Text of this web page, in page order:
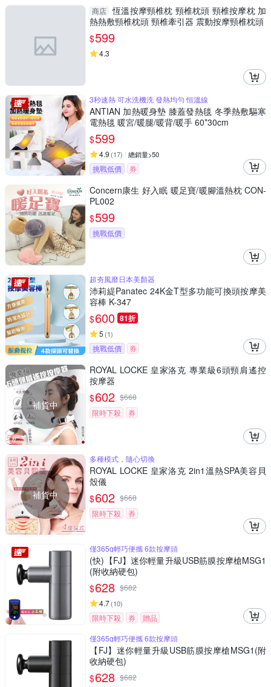
商店 恆溫按摩頸椎枕 頸椎枕頭 頸椎按摩枕 加
熱熱敷頸椎枕頭 頸椎牽引器 震動按摩頸椎枕頭
$599
4.3
3秒速熱 可水洗機洗 發熱均勻 恒溫線
ANTIAN 加熱暖身墊 膝蓋發熱毯 冬季熱敷驅寒
電熱毯 暖宮/暖腿/暖背/暖手 60*30cm
$599
4.9 (17) 總銷量>50
挑戰低價 券
Concern康生 好入眠 暖足寶/暖腳溫熱枕 CON-
PL002
$599
挑戰低價
超夯風靡日本美顏器
沛莉緹Panatec 24K金T型多功能可換頭按摩美
容棒 K-347
$600 81折
5 (1)
挑戰低價 券
補貨中
ROYAL LOCKE 皇家洛克 專業級6頭頸肩遙控
按摩器
$602 $668
限時下殺
券
補貨中
多種模式，隨心切換
ROYAL LOCKE 皇家洛克 2in1溫熱SPA美容貝
殼儀
$602 $668
限時下殺
券
僅365g輕巧便攜 6款按摩頭
(快)【FJ】迷你輕量升級USB筋膜按摩槍MSG1
(附收納硬包)
$628 $682
4.7(10)
限時下殺 券
贈品
僅365g輕巧便攜 6款按摩頭
【FJ】迷你輕量升級USB筋膜按摩槍MSG1(附
收納硬包)
$628 $682